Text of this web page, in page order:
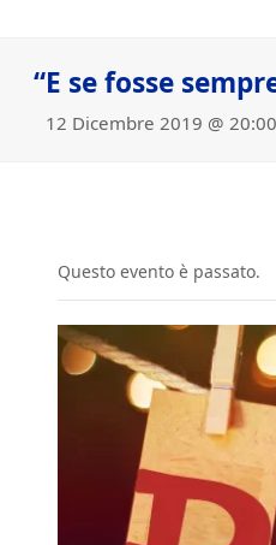
“E se fosse
12 Dicembre 2019 @ 20:00
Questo evento è passato.